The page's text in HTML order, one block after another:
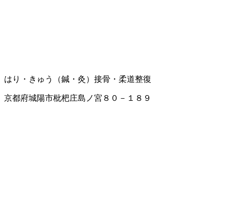
はり・きゅう（鍼・灸） 接骨・柔道整復
京都府城陽市枇杷庄島ノ宮８０－１８９